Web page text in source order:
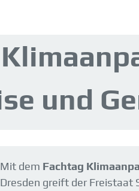
und
Mit dem Fachtag
Dresden greift der Freistaat